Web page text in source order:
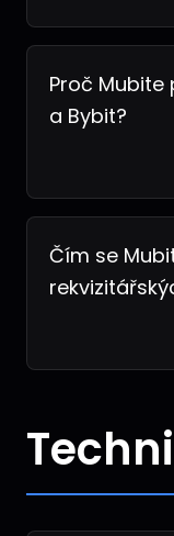
Proč Mubite
a Bybit?
Čím se